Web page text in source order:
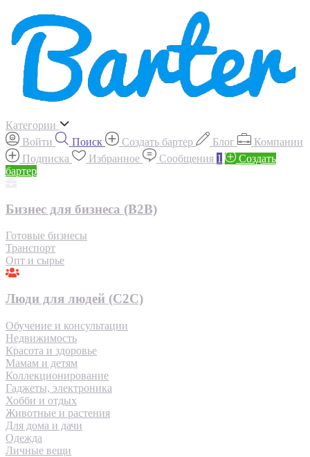
Категории
Войти
Поиск Создать бартер Блог
Компании
Подписка
Избранное Сообщения 1
Создать
бартер
Бизнес для бизнеса (B2B)
Готовые бизнесы
Транспорт
Опт и сырье
Люди для людей (С2С)
Обучение и консультации
Недвижимость
Красота и здоровье
Мамам и детям
Коллекционирование
Гаджеты, электроника
Хобби и отдых
Животные и растения
Для дома и дачи
Одежда
Личные вещи